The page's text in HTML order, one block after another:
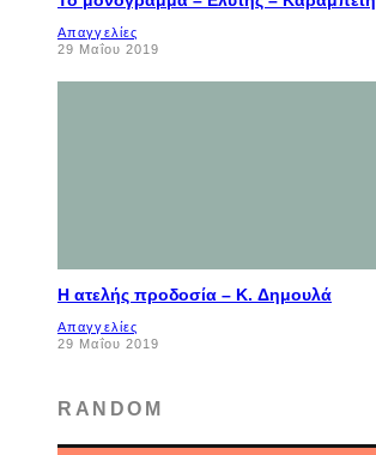
Απαγγελίες
29 Μαΐου 2019
Η ατελής προδοσία – K. Δημουλά
Απαγγελίες
29 Μαΐου 2019
RANDOM